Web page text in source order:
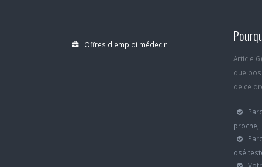
Offres d'emploi médecin
Article
que
de ce
proche,
osé